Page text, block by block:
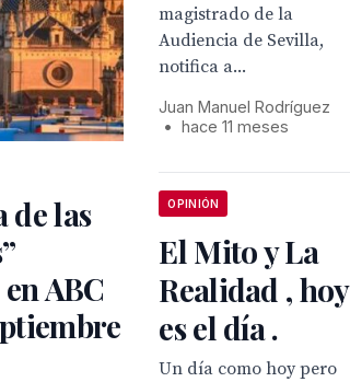
de las
ABC
magistrado de la
Audiencia de Sevilla,
notifica a...
Juan Manuel Rodríguez
•
hace 11 meses
OPINIÓN
El Mito y La
Realidad , hoy
es el día .
Un día como hoy pero